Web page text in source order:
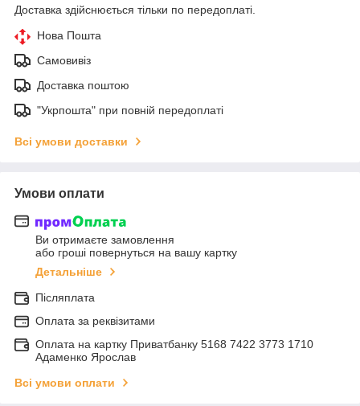
Доставка здійснюється тільки по передоплаті.
Нова Пошта
Самовивіз
Доставка поштою
"Укрпошта" при повній передоплаті
Всі умови доставки
Умови оплати
Ви отримаєте замовлення
або гроші повернуться на вашу картку
Детальніше
Післяплата
Оплата за реквізитами
Оплата на картку Приватбанку 5168 7422 3773 1710
Адаменко Ярослав
Всі умови оплати